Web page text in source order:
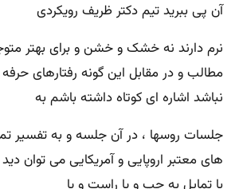
آن پی ببرید تیم دکتر ظریف رویکردی
نرم دارند نه خشک و خشن و برای بهتر
مطالب و در مقابل این گونه رفتارهای
نباشد اشاره ای کوتاه داشته باشم به
جلسات روسها ، در آن جلسه و به تفسیر
های معتبر اروپایی و آمریکایی می توان